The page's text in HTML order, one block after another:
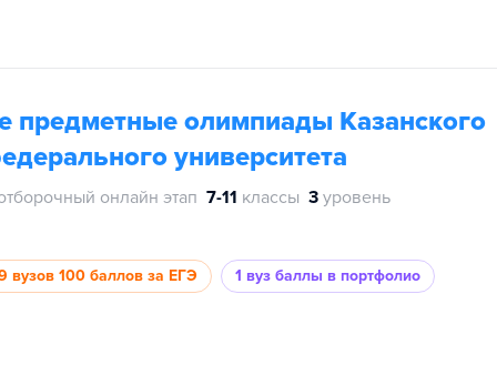
предметные олимпиады Казанского
университета
онлайн этап 7-11 классы 3 уровень
вузов 100 баллов за ЕГЭ 1 вуз баллы в портфолио